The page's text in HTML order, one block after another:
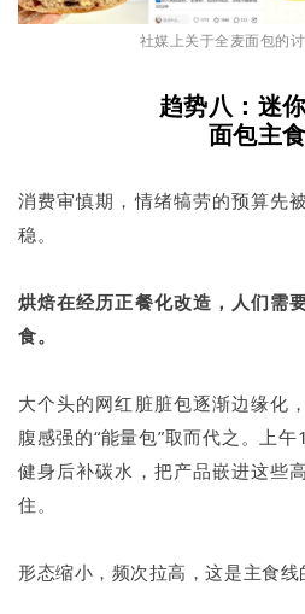
社媒上关于全麦面包的
趋势八：迷
面包主
消费审慎期，情绪犒劳的预算先
稳。
烘焙在经历正餐化改造，人们需
食。
大个头的网红脏脏包逐渐边缘化
腹感强的“能量包”取而代之。上
健身后补碳水，把产品嵌进这些
住。
形态缩小，频次拉高，这是主食线